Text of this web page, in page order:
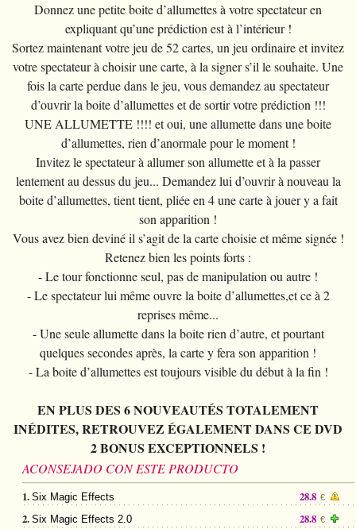
Donnez une petite boite d’allumettes à votre spectateur en
expliquant qu’une prédiction est à l’intérieur !
Sortez maintenant votre jeu de 52 cartes, un jeu ordinaire et invitez
votre spectateur à choisir une carte, à la signer s’il le souhaite. Une
fois la carte perdue dans le jeu, vous demandez au spectateur
d’ouvrir la boite d’allumettes et de sortir votre prédiction !!!
UNE ALLUMETTE !!!! et oui, une allumette dans une boite
d’allumettes, rien d’anormale pour le moment !
Invitez le spectateur à allumer son allumette et à la passer
lentement au dessus du jeu... Demandez lui d’ouvrir à nouveau la
boite d’allumettes, tient tient, pliée en 4 une carte à jouer y a fait
son apparition !
Vous avez bien deviné il s’agit de la carte choisie et même signée !
Retenez bien les points forts :
- Le tour fonctionne seul, pas de manipulation ou autre !
- Le spectateur lui même ouvre la boite d’allumettes,et ce à 2
reprises même...
- Une seule allumette dans la boite rien d’autre, et pourtant
quelques secondes après, la carte y fera son apparition !
- La boite d’allumettes est toujours visible du début à la fin !
EN PLUS DES 6 NOUVEAUTÉS TOTALEMENT
INÉDITES, RETROUVEZ ÉGALEMENT DANS CE DVD
2 BONUS EXCEPTIONNELS !
ACONSEJADO CON ESTE PRODUCTO
1. Six Magic Effects 28.8 €
2. Six Magic Effects 2.0 28.8 €